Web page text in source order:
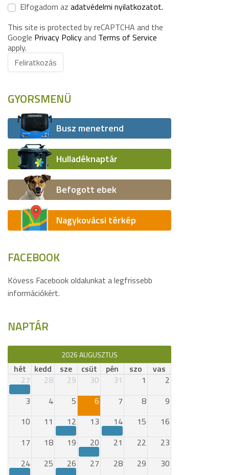
Elfogadom az adatvédelmi nyilatkozatot.
This site is protected by reCAPTCHA and the
Google Privacy Policyand Terms of Service
apply.
Feliratkozás
GYORSMENÜ
Busz menetrend
Hulladéknaptár
Befogott ebek
Nagykovácsi térkép
FACEBOOK
Kövess Facebook oldalunkat a legfrissebb
információkért.
NAPTÁR
2026 AUGUSZTUS
hét kedd sze csüt pén szo
vas
27
28 29 30 31 1
2
3
4 5 6 7 8
9
10
11 12 13 14 15
16
17
18 19 20 21 22
23
24
25 26 27 28 29
30